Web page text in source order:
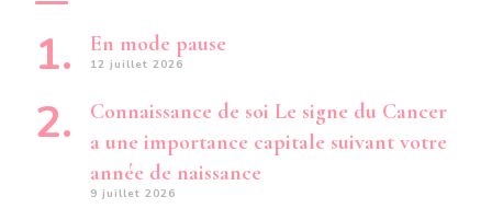
En mode pause
12 juillet 2026
Connaissance de soi Le signe du Cancer
a une importance capitale suivant votre
année de naissance
9 juillet 2026